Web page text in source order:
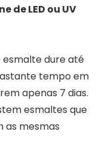
de LED ou UV
esmalte dure até
tempo em
apenas 7 dias.
esmaltes que
as mesmas